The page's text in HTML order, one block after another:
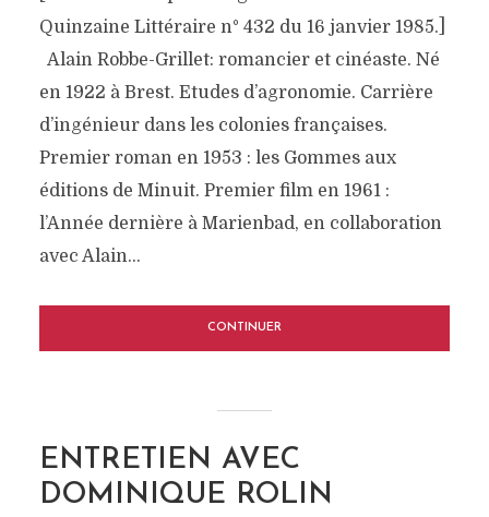
Quinzaine Littéraire n° 432 du 16 janvier 1985.]
Alain Robbe-Grillet: romancier et cinéaste. Né
en 1922 à Brest. Etudes d’agronomie. Carrière
d’ingénieur dans les colonies françaises.
Premier roman en 1953 : les Gommes aux
éditions de Minuit. Premier film en 1961 :
l’Année dernière à Marienbad, en collaboration
avec Alain...
CONTINUER
ENTRETIEN AVEC
DOMINIQUE ROLIN